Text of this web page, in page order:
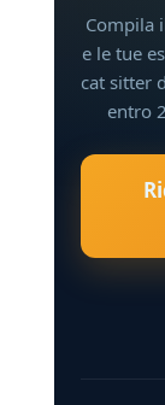
Compila
e le tue
cat sitter
entro